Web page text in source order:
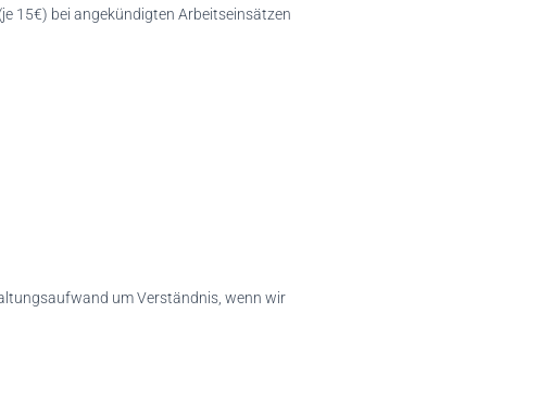
15€) bei angekündigten Arbeitseinsätzen
um Verständnis, wenn wir